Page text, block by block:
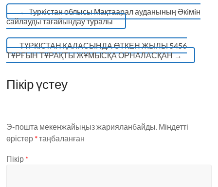
←Туркiстан облысы Мақтаарал ауданының Әкiмiн
сайлауды тағайындау туралы
ТҮРКІСТАН ҚАЛАСЫНДА ӨТКЕН ЖЫЛЫ 5456
ТҰРҒЫН ТҰРАҚТЫ ЖҰМЫСҚА ОРНАЛАСҚАН→
Пікір үстеу
Э-пошта мекенжайыңыз жарияланбайды. Міндетті
өрістер *таңбаланған
Пікір *